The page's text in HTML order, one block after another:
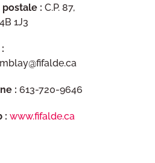
postale : C.P. 87,
1J3
: 613-720-9646
: www.fifalde.ca